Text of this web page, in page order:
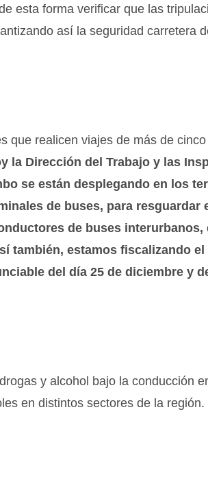
esta forma verificar que las
así la seguridad carretera
que realicen viajes de más de
la Dirección del Trabajo y las
se están desplegando en los
de buses, para resguardar
de buses interurbanos,
también, estamos fiscalizando
del día 25 de diciembre y
y alcohol bajo la conducción
en distintos sectores de la región.